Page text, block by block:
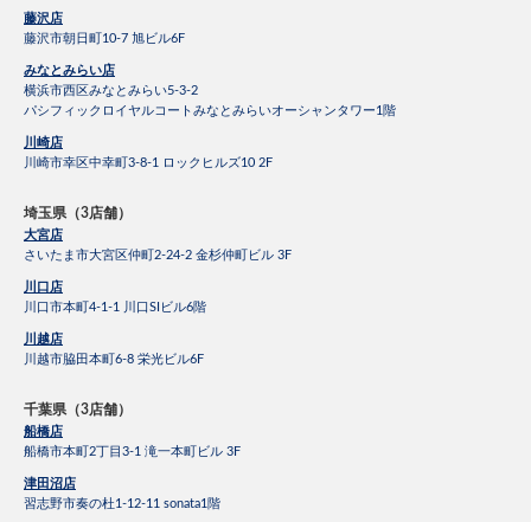
藤沢店
藤沢市朝日町10-7 旭ビル6F
みなとみらい店
横浜市西区みなとみらい5-3-2
パシフィックロイヤルコートみなとみらいオーシャンタワー1階
川崎店
川崎市幸区中幸町3-8-1 ロックヒルズ10 2F
埼玉県（3店舗）
大宮店
さいたま市大宮区仲町2-24-2 金杉仲町ビル 3F
川口店
川口市本町4-1-1 川口SIビル6階
川越店
川越市脇田本町6-8 栄光ビル6F
千葉県（3店舗）
船橋店
船橋市本町2丁目3-1 滝一本町ビル 3F
津田沼店
習志野市奏の杜1-12-11 sonata1階